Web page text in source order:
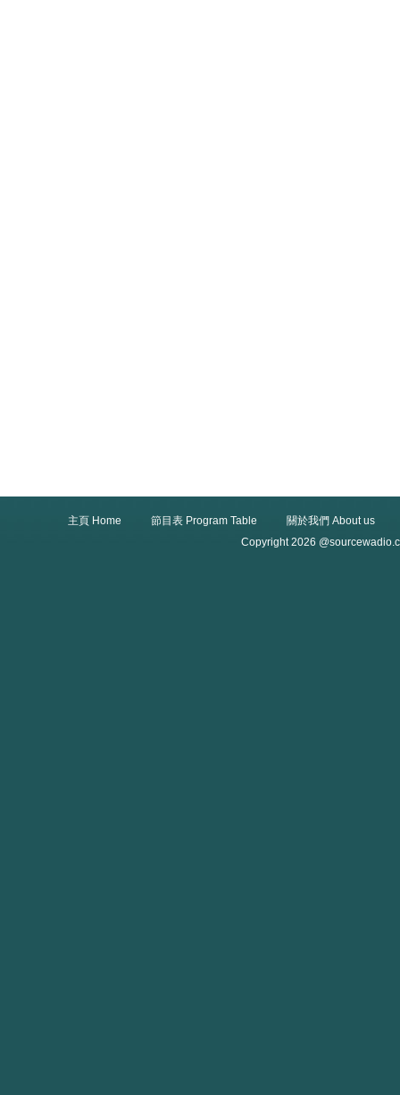
主頁 Home 節目表 Program Table
關於我們 About us
Copyright 2026